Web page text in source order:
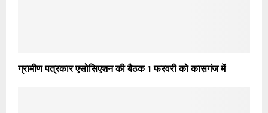
ग्रामीण पत्रकार एसोसिएशन की बैठक 1 फरवरी को कासगंज में